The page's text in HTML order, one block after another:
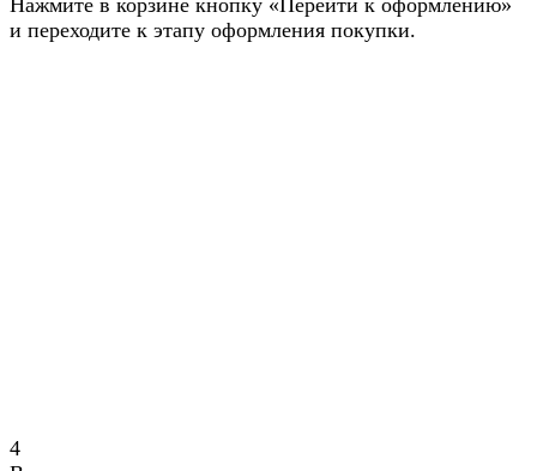
Нажмите в корзине кнопку «Перейти к оформлению»
и переходите к этапу оформления покупки.
4